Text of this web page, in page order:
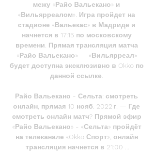
межу «Райо Вальекано» и
«Вильярреалом». Игра пройдет на
стадионе «Вальекас» в Мадриде и
начнется в 17:15 по московскому
времени. Прямая трансляция матча
«Райо Вальекано» — «Вильярреал»
будет доступна эксклюзивно в Okko по
данной ссылке.
Райо Вальекано - Сельта: смотреть
онлайн, прямая 10 нояб. 2022 г. — Где
смотреть онлайн матч? Прямой эфир
«Райо Вальекано» - «Сельта» пройдёт
на телеканале «Okko Спорт», онлайн
трансляция начнется в 21:00 ...